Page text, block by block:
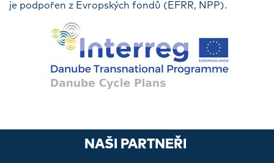
je podpořen z Evropských fondů (EFRR, NPP).
NAŠI PARTNEŘI